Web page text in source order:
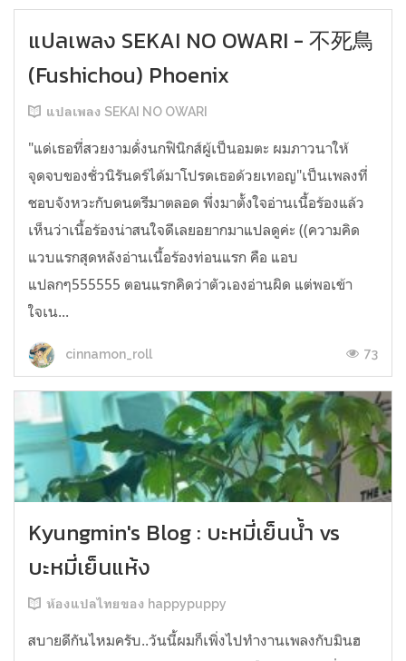
แปลเพลง SEKAI NO OWARI - 不死鳥
(Fushichou) Phoenix
แปลเพลง SEKAI NO OWARI
"แด่เธอที่สวยงามดั่งนกฟินิกส์ผู้เป็นอมตะ ผมภาวนาให้
จุดจบของชั่วนิรันดร์ได้มาโปรดเธอด้วยเทอญ"เป็นเพลงที่
ชอบจังหวะกับดนตรีมาตลอด พึ่งมาตั้งใจอ่านเนื้อร้องแล้ว
เห็นว่าเนื้อร้องน่าสนใจดีเลยอยากมาแปลดูค่ะ ((ความคิด
แวบแรกสุดหลังอ่านเนื้อร้องท่อนแรก คือ แอบ
แปลกๆ555555 ตอนแรกคิดว่าตัวเองอ่านผิด แต่พอเข้า
ใจเน...
cinnamon_roll 73
Kyungmin's Blog : บะหมี่เย็นน้ำ vs
บะหมี่เย็นแห้ง
ห้องแปลไทยของ happypuppy
สบายดีกันไหมครับ..วันนี้ผมก็เพิ่งไปทำงานเพลงกับมินฮ